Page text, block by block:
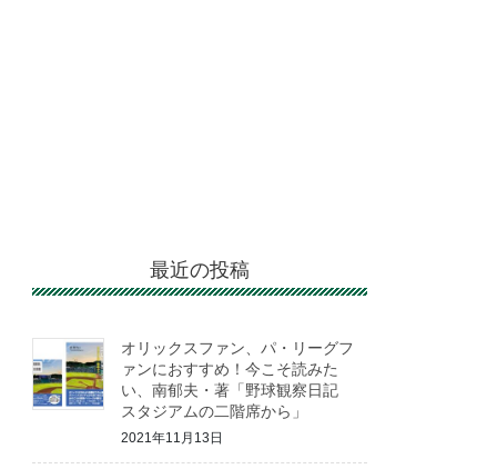
最近の投稿
オリックスファン、パ・リーグフ
ァンにおすすめ！今こそ読みた
い、南郁夫・著「野球観察日記
スタジアムの二階席から」
2021年11月13日